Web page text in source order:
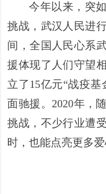
今年以来，突
挑战，武汉人民进
间，全国人民心系
援体现了人们守望
立了15亿元“战疫
面驰援。2020年，
挑战，不少行业遭
时，也能点亮更多